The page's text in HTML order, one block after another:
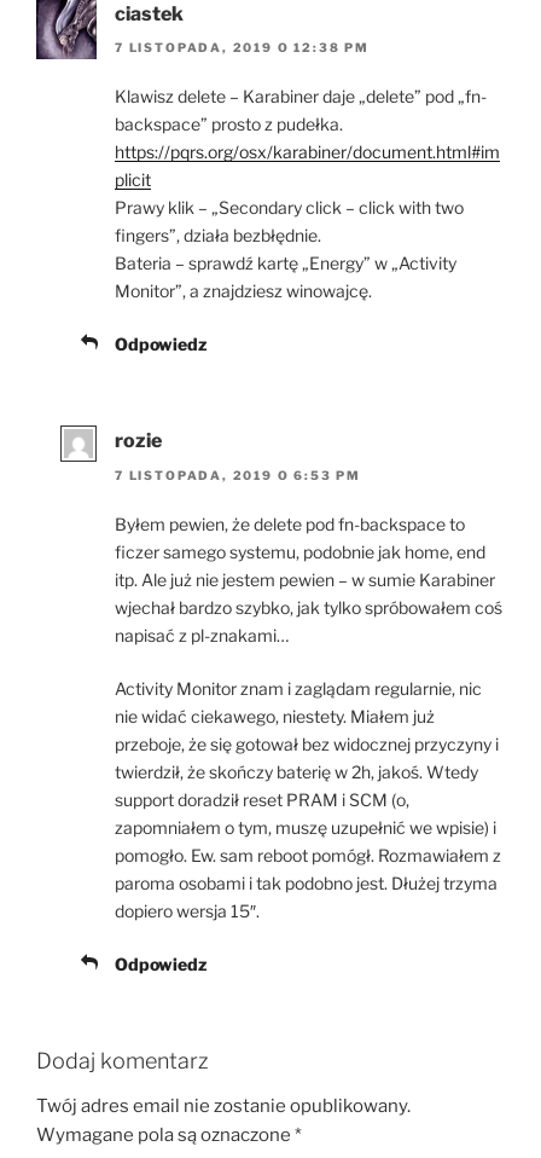
ciastek
7 LISTOPADA, 2019 O 12:38 PM
Klawisz delete – Karabiner daje „delete” pod „fn-
backspace” prosto z pudełka.
https://pqrs.org/osx/karabiner/document.html#im
plicit
Prawy klik – „Secondary click – click with two
fingers”, działa bezbłędnie.
Bateria – sprawdź kartę „Energy” w „Activity
Monitor”, a znajdziesz winowajcę.
Odpowiedz
rozie
7 LISTOPADA, 2019 O 6:53 PM
Byłem pewien, że delete pod fn-backspace to
ficzer samego systemu, podobnie jak home, end
itp. Ale już nie jestem pewien – w sumie Karabiner
wjechał bardzo szybko, jak tylko spróbowałem coś
napisać z pl-znakami…
Activity Monitor znam i zaglądam regularnie, nic
nie widać ciekawego, niestety. Miałem już
przeboje, że się gotował bez widocznej przyczyny i
twierdził, że skończy baterię w 2h, jakoś. Wtedy
support doradził reset PRAM i SCM (o,
zapomniałem o tym, muszę uzupełnić we wpisie) i
pomogło. Ew. sam reboot pomógł. Rozmawiałem z
paroma osobami i tak podobno jest. Dłużej trzyma
dopiero wersja 15″.
Odpowiedz
Dodaj komentarz
Twój adres email nie zostanie opublikowany.
Wymagane pola są oznaczone *